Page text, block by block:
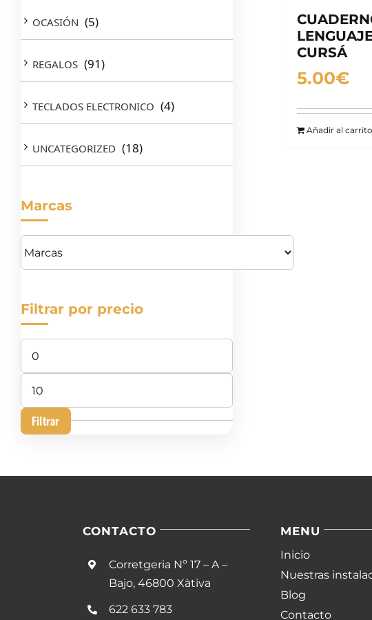
CURSÁ
5.00€
Añadir al carrito
OCASIÓN (5)
REGALOS (91)
TECLADOS ELECTRONICO (4)
UNCATEGORIZED (18)
Marcas
Filtrar por precio
Precio
mínimo
Precio
máximo
Filtrar
CONTACTO
Corretgeria Nº 17 – A –
Bajo, 46800 Xàtiva
622 633 783
MENU
Inicio
Nuestras
Blog
Contacto